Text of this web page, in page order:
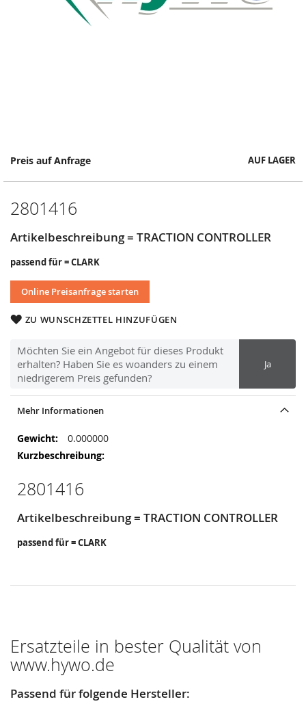
Preis auf Anfrage AUF LAGER
2801416
Artikelbeschreibung = TRACTION CONTROLLER
passend für = CLARK
Online Preisanfrage starten
ZU WUNSCHZETTEL HINZUFÜGEN
Möchten Sie ein Angebot für dieses Produkt
erhalten? Haben Sie es woanders zu einem
niedrigerem Preis gefunden?
Ja
Springe
Anfang
Bildergalerie
Mehr Informationen
Mehr
Informationen
0.000000
2801416
Artikelbeschreibung = TRACTION CONTROLLER
passend für = CLARK
Ersatzteile in bester Qualität von
www.hywo.de
Passend für folgende Hersteller: